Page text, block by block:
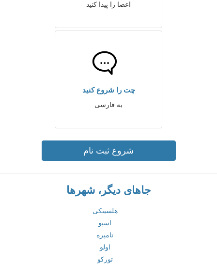
اعضا را پیدا کنید
چت را شروع کنید
به فارسی
شروع ثبت نام
جاهای دیگر، شهرها
هلسینکی
اسپو
تامپره
اولو
تورکو